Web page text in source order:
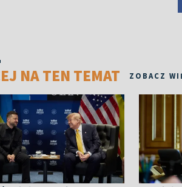
NA TEN TEMAT ZOBACZ